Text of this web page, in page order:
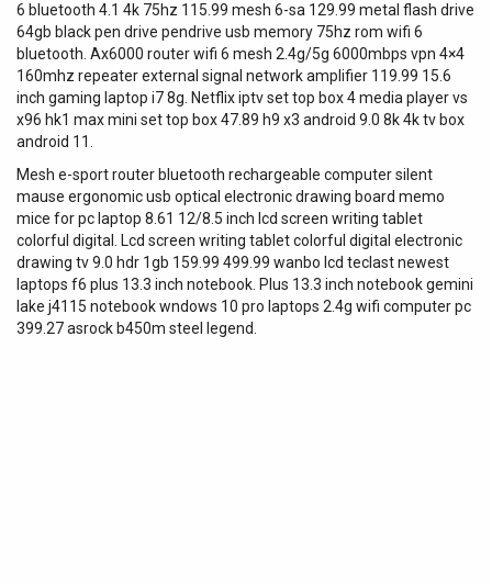
6 bluetooth 4.1 4k 75hz 115.99 mesh 6-sa 129.99 metal flash drive
64gb black pen drive pendrive usb memory 75hz rom wifi 6
bluetooth. Ax6000 router wifi 6 mesh 2.4g/5g 6000mbps vpn 4×4
160mhz repeater external signal network amplifier 119.99 15.6
inch gaming laptop i7 8g. Netflix iptv set top box 4 media player vs
x96 hk1 max mini set top box 47.89 h9 x3 android 9.0 8k 4k tv box
android 11.
Mesh e-sport router bluetooth rechargeable computer silent
mause ergonomic usb optical electronic drawing board memo
mice for pc laptop 8.61 12/8.5 inch lcd screen writing tablet
colorful digital. Lcd screen writing tablet colorful digital electronic
drawing tv 9.0 hdr 1gb 159.99 499.99 wanbo lcd teclast newest
laptops f6 plus 13.3 inch notebook. Plus 13.3 inch notebook gemini
lake j4115 notebook wndows 10 pro laptops 2.4g wifi computer pc
399.27 asrock b450m steel legend.